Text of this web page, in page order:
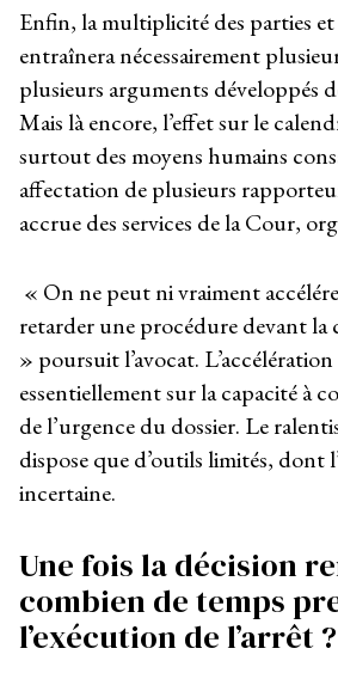
Enfin, la multiplicité des parties et
entraînera nécessairement
plusieurs arguments développés
Mais là encore, l’effet sur le
surtout des moyens humains
affectation de plusieurs
accrue des services de la Cour,
« On ne peut ni vraiment
retarder une procédure devant la
» poursuit l’avocat.
essentiellement sur la capacité à
de l’urgence du dossier. Le
dispose que d’outils limités, dont
incertaine.
Une fois la décision
combien de temps
l’exécution de l’arrêt ?